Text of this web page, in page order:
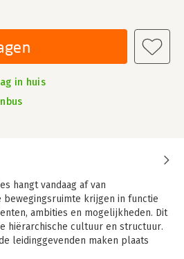
in huis
hangt vandaag af van
bewegingsruimte krijgen in functie
ambities en mogelijkheden. Dit
hiërarchische cultuur en structuur.
leidinggevenden maken plaats